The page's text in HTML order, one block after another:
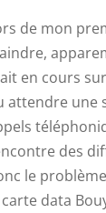
de mon
en cours
attendre une
des
le
data